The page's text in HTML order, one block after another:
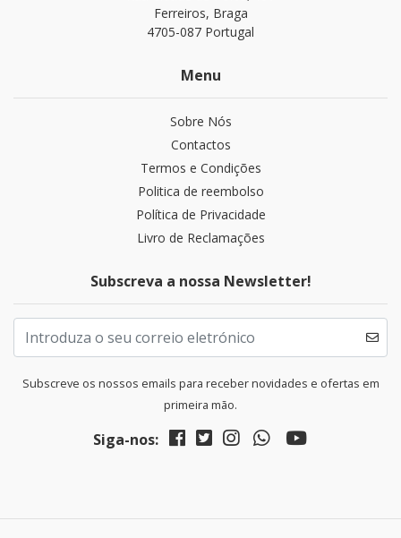
Ferreiros, Braga
4705-087 Portugal
Menu
Sobre Nós
Contactos
Termos e Condições
Politica de reembolso
Política de Privacidade
Livro de Reclamações
Subscreva a nossa Newsletter!
Subscreve os nossos emails para receber novidades e ofertas em
primeira mão.
Siga-nos: